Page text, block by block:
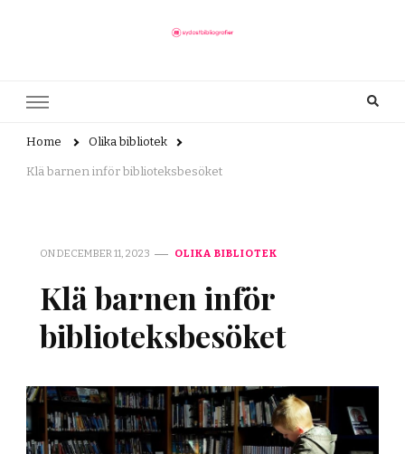
Home Olika bibliotek
Klä barnen inför biblioteksbesöket
ONDECEMBER 11, 2023 OLIKA BIBLIOTEK
Klä barnen inför
biblioteksbesöket